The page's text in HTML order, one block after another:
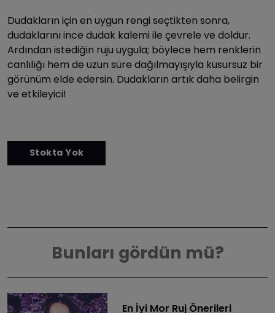
Dudakların için en uygun rengi seçtikten sonra,
dudaklarını ince dudak kalemi ile çevrele ve doldur.
Ardından istediğin ruju uygula; böylece hem renklerin
canlılığı hem de uzun süre dağılmayışıyla kusursuz bir
görünüm elde edersin. Dudakların artık daha belirgin
ve etkileyici!
Bunları gördün mü?
En İyi Mor Ruj Önerileri